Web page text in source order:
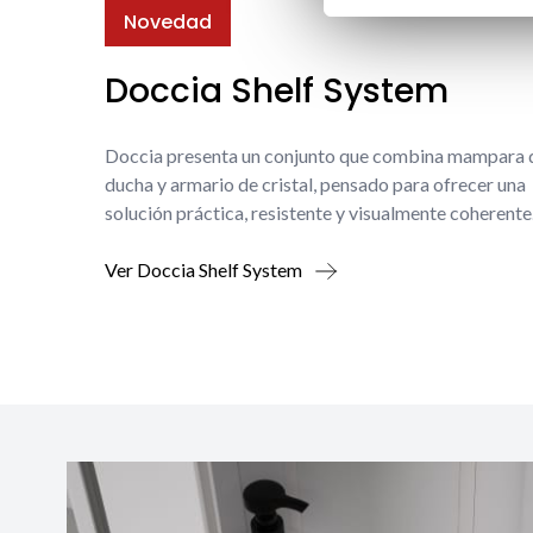
Novedad
Doccia Shelf System
Doccia presenta un conjunto que combina mampara
ducha y armario de cristal, pensado para ofrecer una
solución práctica, resistente y visualmente
Ver Doccia Shelf System